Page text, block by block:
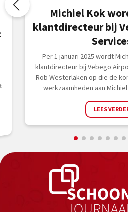
Michiel Kok
klantdirecteur bij
Per 1 januari 2025 wordt
klantdirecteur bij Vebego
Rob Westerlaken op die de
werkzaamheden aan
LEES